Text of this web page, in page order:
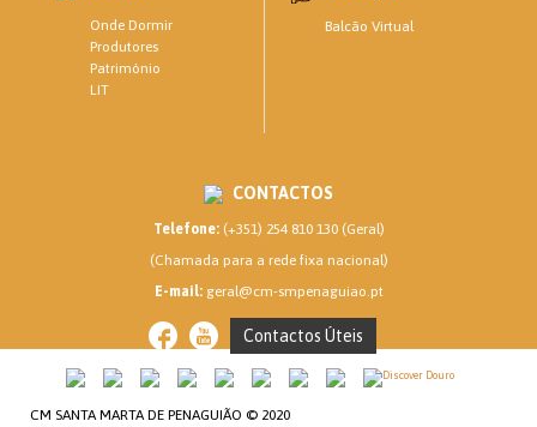
Onde Dormir
Produtores
Património
LIT
Balcão Virtual
CONTACTOS
Telefone:(+351) 254 810 130 (Geral)
(Chamada para a rede fixa nacional)
E-mail:geral@cm-smpenaguiao.pt
Contactos Úteis
CM SANTA MARTA DE PENAGUIÃO © 2020